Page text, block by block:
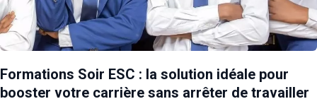
Formations Soir ESC : la solution idéale pour
booster votre carrière sans arrêter de travailler